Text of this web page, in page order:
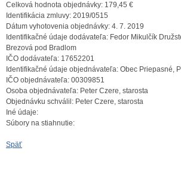
Celková hodnota objednávky: 179,45 €
Identifikácia zmluvy: 2019/0515
Dátum vyhotovenia objednávky: 4. 7. 2019
Identifikačné údaje dodávateľa: Fedor Mikulčík
Brezová pod Bradlom
IČO dodávateľa: 17652201
Identifikačné údaje objednávateľa: Obec Priepasné,
IČO objednávateľa: 00309851
Osoba objednávateľa: Peter Czere, starosta
Objednávku schválil: Peter Czere, starosta
Iné údaje:
Súbory na stiahnutie:
Späť